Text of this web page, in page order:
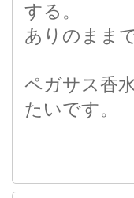
する。
ありのまま
ペガサス香
たいです。